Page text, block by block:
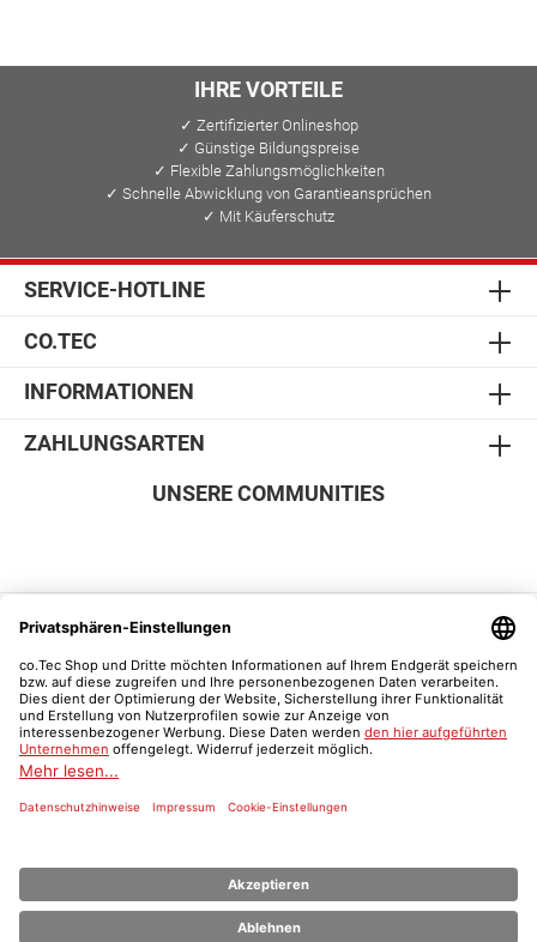
IHRE VORTEILE
✓ Zertifizierter Onlineshop
✓ Günstige Bildungspreise
✓ Flexible Zahlungsmöglichkeiten
✓ Schnelle Abwicklung von Garantieansprüchen
✓ Mit Käuferschutz
SERVICE-HOTLINE
CO.TEC
INFORMATIONEN
ZAHLUNGSARTEN
SICHER EINKAUFEN
UNSERE COMMUNITIES
* Alle Preise inkl. gesetzl. Mehrwertsteuer zzgl.
Nachnahmegebühren, wenn nicht anders angegeben.
© 2026 Der co.Tec Shop | co.Tec - Alle Rechte vorbehalten.